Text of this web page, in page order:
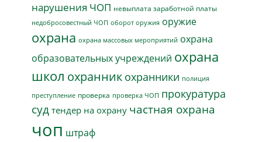
нарушения ЧОП невыплата заработной платы
недобросовестный ЧОП оборот оружия оружие
охрана охрана массовых мероприятий охрана
образовательных учреждений охрана
школ охранник охранники полиция
преступление проверка проверка ЧОП прокуратура
суд тендер на охрану частная охрана
чоп штраф